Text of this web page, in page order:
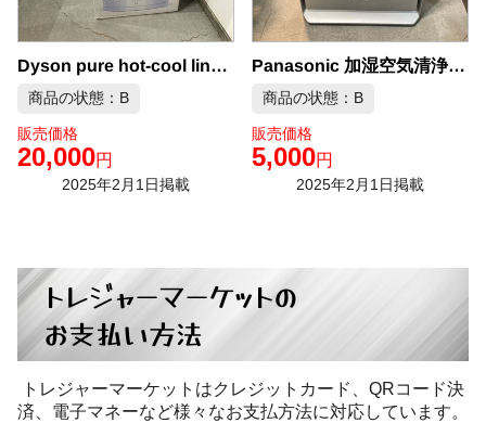
Dyson pure hot-cool link 中古品販売
商品の状態：B
販売価格
20,000円
2025年2月1日掲載
Panasonic 加湿空気清浄機 F-VXK90 中古品販売
商品の状態：B
販売価格
5,000円
2025年2月1日掲載
トレジャーマーケットの
お支払い方法
トレジャーマーケットはクレジットカード、QRコード決
済、電子マネーなど様々なお支払方法に対応しています。